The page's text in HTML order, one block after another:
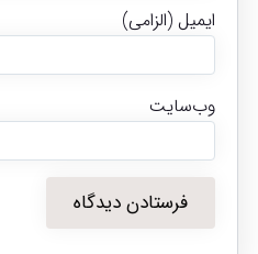
ایمیل (الزامی)
وب‌سایت